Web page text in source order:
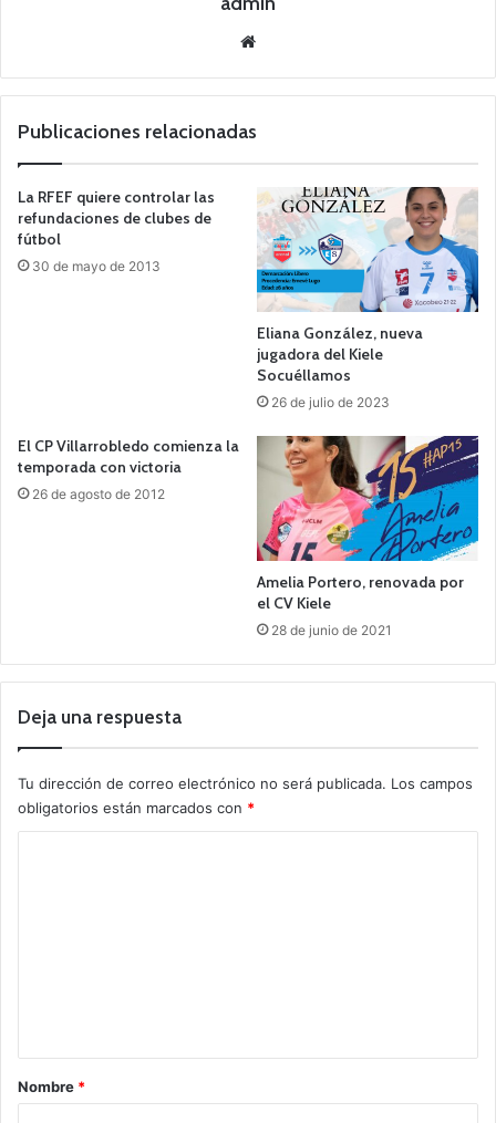
we
Publicaciones relacionadas
La RFEF quiere controlar las
refundaciones de clubes de
fútbol
30 de mayo de 2013
Eliana González, nueva
jugadora del Kiele
Socuéllamos
26 de julio de 2023
El CP Villarrobledo comienza la
temporada con victoria
26 de agosto de 2012
Amelia Portero, renovada por
el CV Kiele
28 de junio de 2021
Deja una respuesta
Tu dirección de correo electrónico no será publicada. Los campos
obligatorios están marcados con *
rNombre *